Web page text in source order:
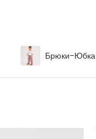
Брюки-Юбка